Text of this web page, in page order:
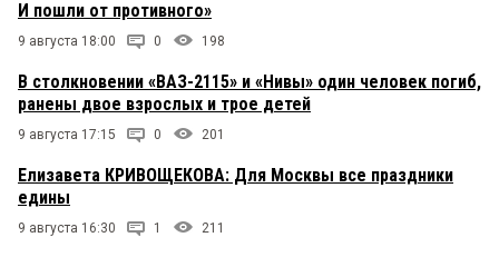
И пошли от противного»
9 августа 18:00 0 198
В столкновении «ВАЗ-2115» и «Нивы» один человек погиб,
ранены двое взрослых и трое детей
9 августа 17:15 0 201
Елизавета КРИВОЩЕКОВА: Для Москвы все праздники
едины
9 августа 16:30 1 211